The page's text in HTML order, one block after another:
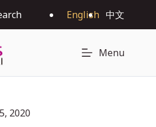
English 中文
Menu
2020